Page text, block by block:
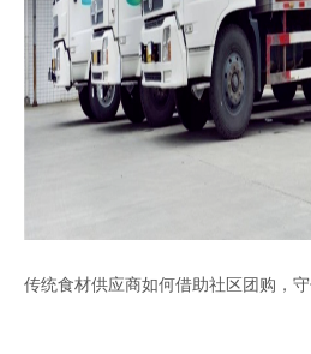
传统食材供应商如何借助社区团购，